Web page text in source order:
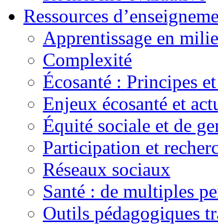
Ressources
Apprentissage en
Complexité
Écosanté : Principes
Enjeux écosanté et
Équité sociale et de
Participation et
Réseaux sociaux
Santé : de multiples
Outils pédagogiques